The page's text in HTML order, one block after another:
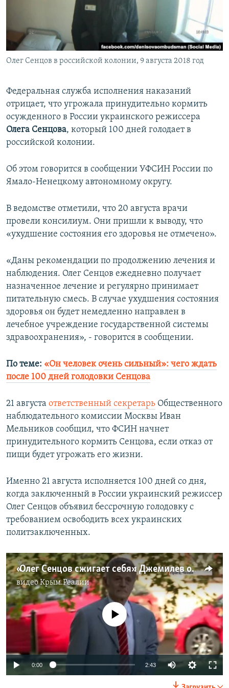
ПОБЕДИТЕЛЕЙ НЕ СУДЯТ?
КРЫМ.НЕПОКОРЕННЫЙ
ELIFBE
УКРАИНСКАЯ ПРОБЛЕМА КРЫМА
Олег Сенцов в российской колонии, 9 августа 2018 год
Федеральная служба исполнения наказаний
отрицает, что угрожала принудительно кормить
осужденного в России украинского режиссера
Олега Сенцова, который 100 дней голодает в
российской колонии.
Об этом говорится в сообщении УФСИН России по
Ямало-Ненецкому автономному округу.
В ведомстве отметили, что 20 августа врачи
провели консилиум. Они пришли к выводу, что
«ухудшение состояния его здоровья не отмечено».
«Даны рекомендации по продолжению лечения и
наблюдения. Олег Сенцов ежедневно получает
назначенное лечение и регулярно принимает
питательную смесь. В случае ухудшения состояния
здоровья он будет немедленно направлен в
лечебное учреждение государственной системы
здравоохранения», - говорится в сообщении.
По теме: «Он человек очень сильный»: чего ждать
после 100 дней голодовки Сенцова
21 августа ответственный секретарь Общественного
наблюдательного комиссии Москвы Иван
Мельников сообщил, что ФСИН начнет
принудительного кормить Сенцова, если отказ от
пищи будет угрожать его жизни.
Именно 21 августа исполняется 100 дней со дня,
когда заключенный в России украинский режиссер
Олег Сенцов объявил бессрочную голодовку с
требованием освободить всех украинских
политзаключенных.
«Олег Сенцов сжигает себя»: Джемилев о голодовке режиссера (видео)
видеоКрым.Реалии
No media source currently available
0:00 2:43